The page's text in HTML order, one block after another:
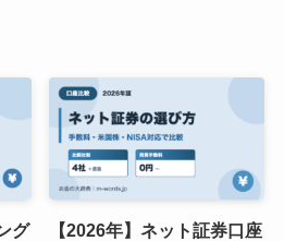
グ
【2026年】ネット証券口座